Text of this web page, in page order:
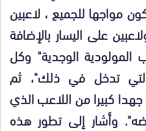
مواجها للجميع ، لاعبين
على اليسار بالإضافة
الوجدية" وكل
التي تدخل في ذلك"، ثم
كبيرا من اللاعب الذي
وأشار إلى تطور هذه